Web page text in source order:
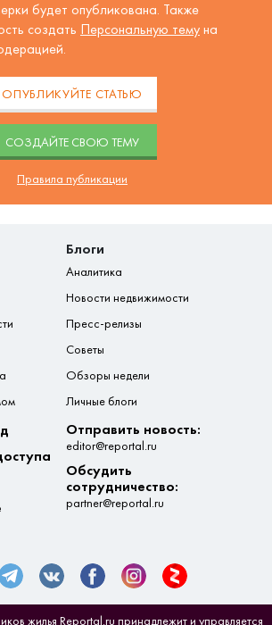
будет опубликована. Также
создать Персональную тему на
ОПУБЛИКУЙТЕ СТАТЬЮ
CОЗДАЙТЕ СВОЮ ТЕМУ
Правила публикации
Блоги
Аналитика
Новости недвижимости
Пресс-релизы
Советы
Обзоры недели
Личные блоги
Отправить новость:
editor@reportal.ru
Обсудить
сотрудничество:
partner@reportal.ru
жилья Reportal.ru принадлежит и управляется